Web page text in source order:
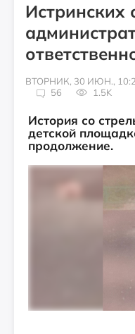
Истринских
ВТОРНИК, 30 ИЮН.,
56
1.5K
История со
детской
продолжение.